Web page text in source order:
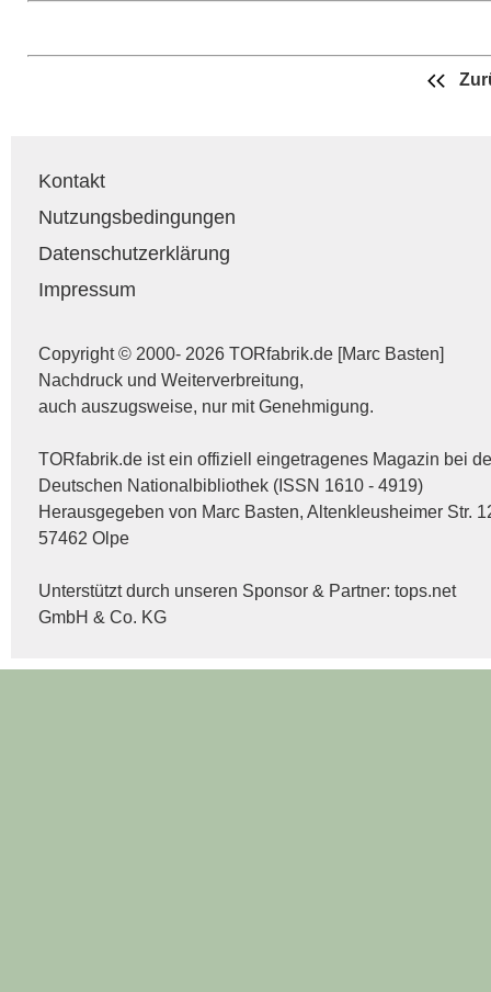
Kontakt
Nutzungsbedingungen
Datenschutzerklärung
Impressum
Copyright © 2000- 2026 TORfabrik.de [Marc Basten]
Nachdruck und Weiterverbreitung,
auch auszugsweise, nur mit Genehmigung.
TORfabrik.de ist ein offiziell eingetragenes Magazin bei
Deutschen Nationalbibliothek (ISSN 1610 - 4919)
Herausgegeben von Marc Basten, Altenkleusheimer Str.
57462 Olpe
Unterstützt durch unseren Sponsor & Partner: tops.net
GmbH & Co. KG